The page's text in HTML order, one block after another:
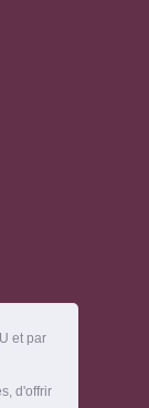
et par
d'offrir